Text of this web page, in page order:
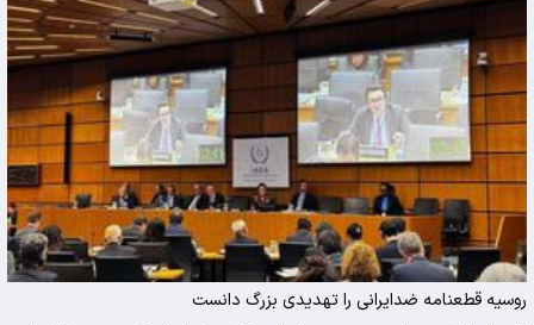
روسیه قطعنامه ضدایرانی را تهدیدی بزرگ دانست